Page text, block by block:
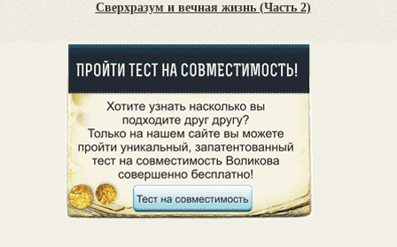
Сверхразум и вечная жизнь (Часть 2)